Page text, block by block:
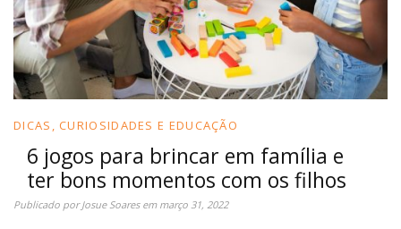
DICAS, CURIOSIDADES E EDUCAÇÃO
6 jogos para brincar em família e
ter bons momentos com os filhos
Publicado porJosue Soaresem março 31, 2022